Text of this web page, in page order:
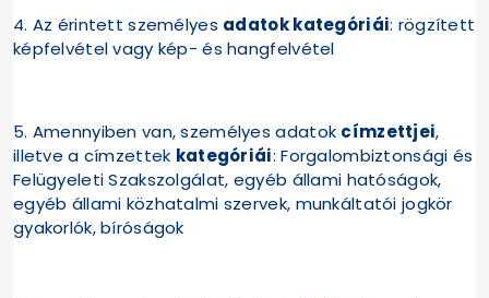
4. Az érintett személyes adatok kategóriái: rögzített
képfelvétel vagy kép- és hangfelvétel
5. Amennyiben van, személyes adatok címzettjei,
illetve a címzettek kategóriái: Forgalombiztonsági és
Felügyeleti Szakszolgálat, egyéb állami hatóságok,
egyéb állami közhatalmi szervek, munkáltatói jogkör
gyakorlók, bíróságok